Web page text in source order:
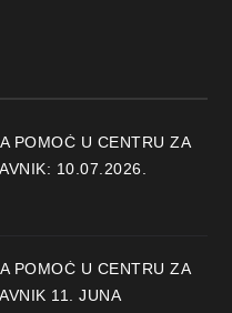
POMOĆ U CENTRU ZA
10.07.2026.
POMOĆ U CENTRU ZA
11. JUNA